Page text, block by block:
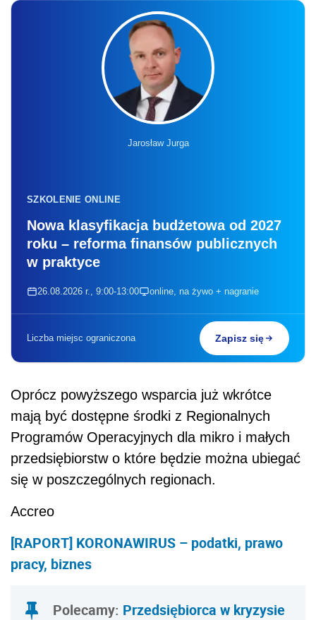
Jarosław Jurga
SZKOLENIE ONLINE
Nowa klasyfikacja budżetowa od 2027
roku – reforma finansów publicznych
w praktyce
26.08.2026 r., 9:00-13:00 online, na żywo + nagranie
Liczba miejsc ograniczona Zapisz się
Oprócz powyższego wsparcia już wkrótce
mają być dostępne środki z Regionalnych
Programów Operacyjnych dla mikro i małych
przedsiębiorstw o które będzie można ubiegać
się w poszczególnych regionach.
Accreo
[RAPORT] KORONAWIRUS – podatki, prawo
pracy, biznes
Polecamy: Przedsiębiorca w kryzysie